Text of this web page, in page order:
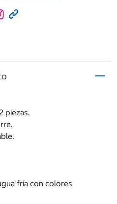
piezas.
fría con colores